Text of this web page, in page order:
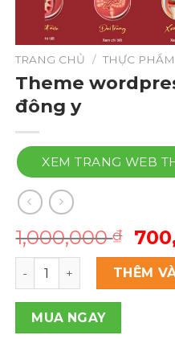
TRANG CHỦ / THỰC
Theme
đông y
XEM TRANG WEB
1,000,000₫
Giá
gốc
là:
Theme wordpressTHÊM
MUA NGAY